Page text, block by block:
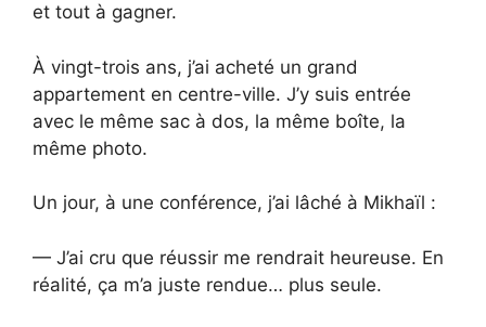
et tout à gagner.
À vingt-trois ans, j’ai acheté un grand
appartement en centre-ville. J’y suis entrée
avec le même sac à dos, la même boîte, la
même photo.
Un jour, à une conférence, j’ai lâché à Mikhaïl :
— J’ai cru que réussir me rendrait heureuse. En
réalité, ça m’a juste rendue… plus seule.